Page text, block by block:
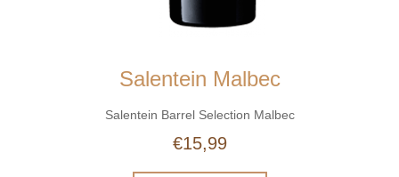
Salentein Malbec
Salentein Barrel Selection Malbec
€15,99